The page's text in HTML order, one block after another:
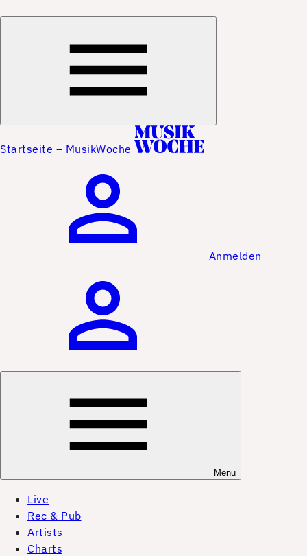
Startseite – MusikWoche
Anmelden
Menu
Live
Rec & Pub
Artists
Charts